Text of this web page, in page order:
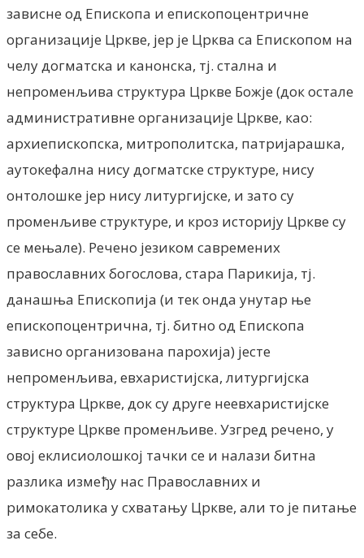
зависне од Епископа и епископоцентричне
организације Цркве, jep je Црква са Епископом на
челу догматска и канонска, тј. стална и
непроменљива структура Цркве Божје (док остале
административне организације Цркве, као:
архиепископска, митрополитска, патријарашка,
аутокефална нису догматске структуре, нису
онтолошке jep нису литургијске, и зато су
променљиве структуре, и кроз историју Цркве су
се мењале). Речено језиком савремених
православних богослова, стара Парикија, тј.
данашња Епископија (и тек онда унутар ње
епископоцентрична, тј. битно од Епископа
зависно организована парохија) јесте
непроменљива, евхаристијска, литургијска
структура Цркве, док су друге неевхаристијске
структуре Цркве променљиве. Узгред речено, у
овој еклисиолошкој тачки се и налази битна
разлика између нас Православних и
римокатолика у схватању Цркве, али то је питање
за себе.